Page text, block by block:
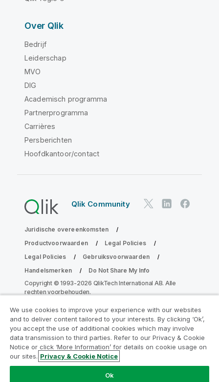
Over Qlik
Bedrijf
Leiderschap
MVO
DIG
Academisch programma
Partnerprogramma
Carrières
Persberichten
Hoofdkantoor/contact
Qlik Community
Juridische overeenkomsten
Productvoorwaarden
Legal Policies
Legal Policies
Gebruiksvoorwaarden
Handelsmerken
Do Not Share My Info
Copyright © 1993-2026 QlikTech International AB. Alle
rechten voorbehouden.
Neem deel aan het Analytics
Modernization Program
Moderniseer zonder uw waardevolle QlikView-apps op
het spel te zetten met het Analytics Modernization
We use cookies to improve your experience with our websites
and to deliver content tailored to your interests. By clicking ‘Ok’,
you accept the use of additional cookies which may involve
data transmission to third parties. Refer to our Privacy & Cookie
Notice or click ‘More Information’ for details on cookie usage on
our sites. Privacy & Cookie Notice
Ok